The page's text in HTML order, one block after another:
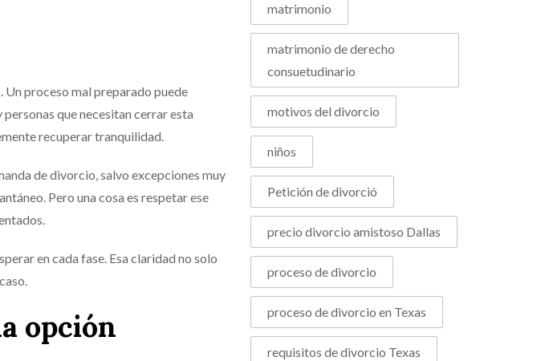
proceso mal preparado puede
que necesitan cerrar esta
recuperar tranquilidad.
de divorcio, salvo excepciones muy
Pero una cosa es respetar ese
en cada fase. Esa claridad no solo
opción
matrimonio
matrimonio de derecho
consuetudinario
motivos del divorcio
niños
Petición de divorció
precio divorcio amistoso Dallas
proceso de divorcio
proceso de divorcio en Texas
requisitos de divorcio Texas